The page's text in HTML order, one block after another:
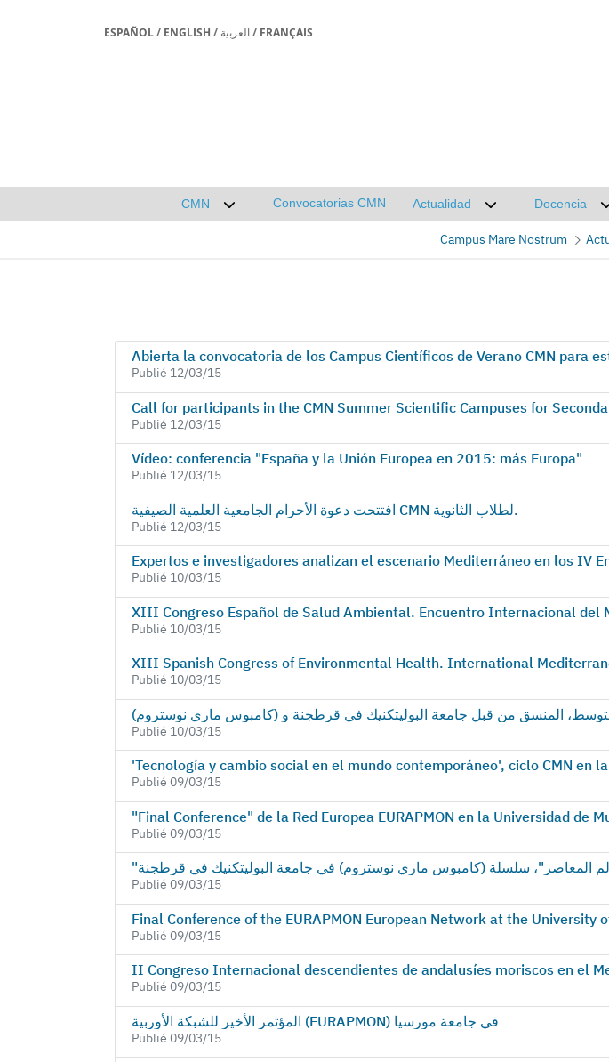
ESPAÑOL/ ENGLISH / العربية/ FRANÇAIS
CMN
Desplegar submenú de CMN
Convocatorias CMN
Actualidad
Desplegar submenú
Docencia
Campus Mare Nostrum
Abierta la convocatoria de los Campus Científicos de Verano CMN para
Publié 12/03/15
Call for participants in the CMN Summer Scientific Campuses for
Publié 12/03/15
Vídeo: conferencia "España y la Unión Europea en 2015: más Europa"
Publié 12/03/15
افتتحت دعوة الأحرام الجامعية العلمية الصيفية CMN لطلاب الثانوية.
Publié 12/03/15
Expertos e investigadores analizan el escenario Mediterráneo en los IV
Publié 10/03/15
XIII Congreso Español de Salud Ambiental. Encuentro Internacional del
Publié 10/03/15
XIII Spanish Congress of Environmental Health. International
Publié 10/03/15
Publié 10/03/15
'Tecnología y cambio social en el mundo contemporáneo', ciclo CMN en la
Publié 09/03/15
"Final Conference" de la Red Europea EURAPMON en la Universidad de
Publié 09/03/15
المعاصر"، سلسلة (كامبوس ماري نوستروم) في جامعة البوليتكنيك في قرطجنة
Publié 09/03/15
Final Conference of the EURAPMON European Network at the University
Publié 09/03/15
II Congreso Internacional descendientes de andalusíes moriscos en el
Publié 09/03/15
المؤتمر الأخير للشبكة الأوربية (EURAPMON) في جامعة مورسيا
Publié 09/03/15